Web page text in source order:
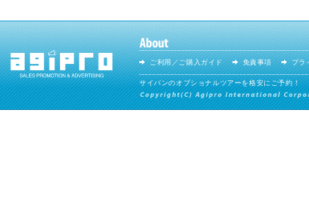
ご利用／ご購入ガイド 免責事項 プラ
サイパンのオプショナルツアーを格安にご予約！